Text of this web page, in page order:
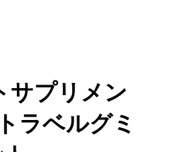
サプリメン
ラベルグミ